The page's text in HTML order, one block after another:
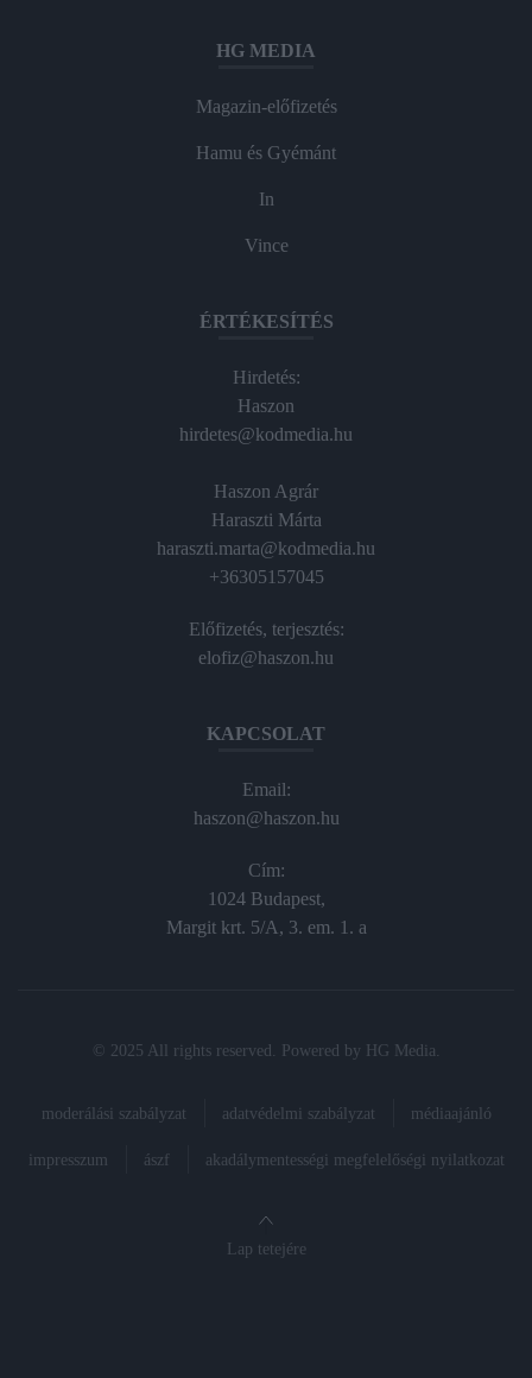
HG MEDIA
Magazin-előfizetés
Hamu és Gyémánt
In
Vince
ÉRTÉKESÍTÉS
Hirdetés:
Haszon
hirdetes@kodmedia.hu
Haszon Agrár
Haraszti Márta
haraszti.marta@kodmedia.hu
+36305157045
Előfizetés, terjesztés:
elofiz@haszon.hu
KAPCSOLAT
Email:
haszon@haszon.hu
Cím:
1024 Budapest,
Margit krt. 5/A, 3. em. 1. a
© 2025 All rights reserved. Powered by HG Media
moderálási szabályzat adatvédelmi szabályzat médiaajánló
impresszum ászf akadálymentességi megfelelőségi nyilatkozat
Lap tetejére